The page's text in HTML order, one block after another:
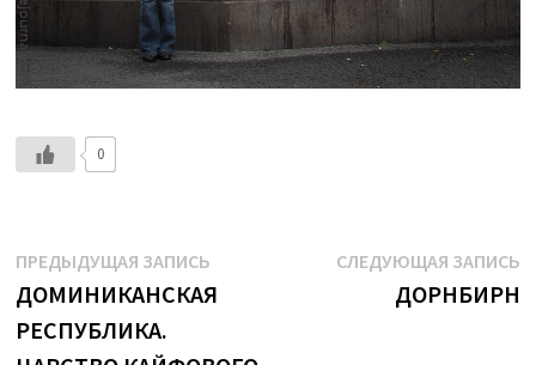
0
Навигация
по
ПРЕДЫДУЩАЯ ЗАПИСЬ
запись:
ДОМИНИКАНСКАЯ
РЕСПУБЛИКА.
СЛЕДУЮЩАЯ ЗАПИСЬ
ДОРНБИРН